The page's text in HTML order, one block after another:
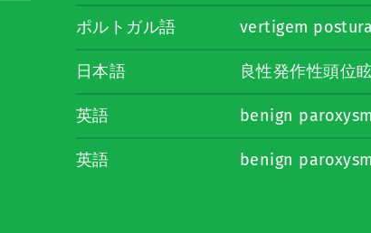
ポルトガル語 vertigem
日本語 良性発作性頭位
英語 benign
英語 benign